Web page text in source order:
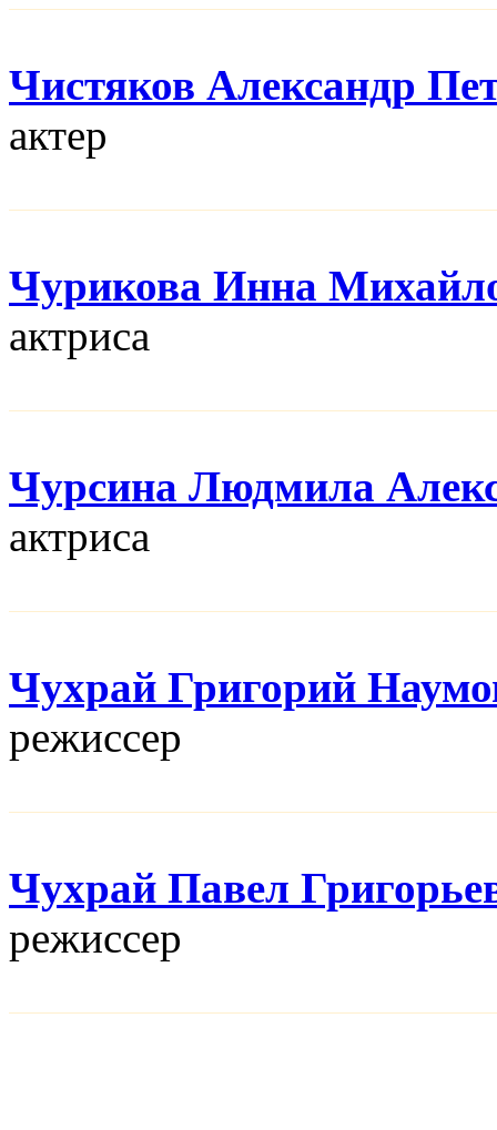
Чистяков Александр
актер
Чурикова Инна
актриса
Чурсина Людмила
актриса
Чухрай Григорий
режисcер
Чухрай Павел
режисcер